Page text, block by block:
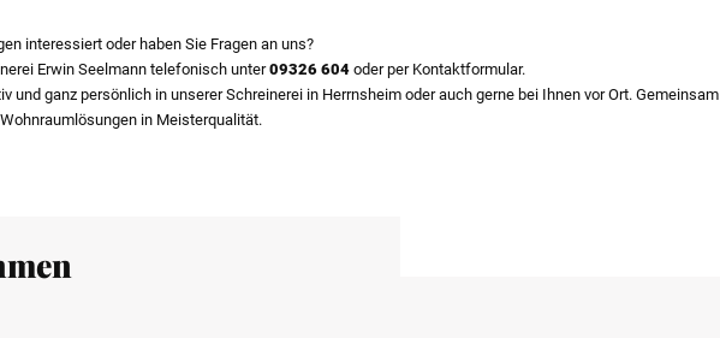
interessiert oder haben Sie Fragen an uns?
Erwin Seelmann telefonisch unter09326 604 oder per Kontaktformular.
und ganz persönlich in unserer Schreinerei in Herrnsheim oder auch gerne bei Ihnen vor Ort. Gemeinsam
in Meisterqualität.